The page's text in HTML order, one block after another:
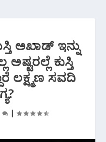
ಅಖಾಡ್ ಇನ್ನು
ಕುಸ್ತಿ
ಲಕ್ಷ್ಮಣ ಸವದಿ
|